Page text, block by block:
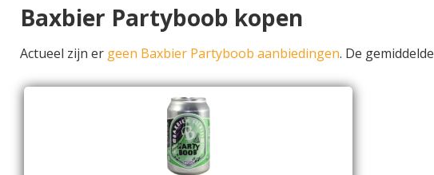
Baxbier Partyboob kopen
Actueel zijn er geen Baxbier Partyboob aanbiedingen. De gemiddelde